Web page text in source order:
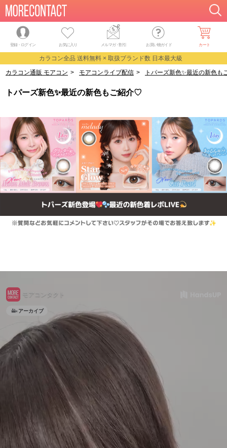
登録・ログイン お気に入り メルマガ・割引 お買い物ガイド カート
カラコン全品 送料無料 × 取扱ブランド数 日本最大級
カラコン通販 モアコン > モアコンライブ配信 > トパーズ新色✨最近の新色
トパーズ新色✨最近の新色もご紹介♡